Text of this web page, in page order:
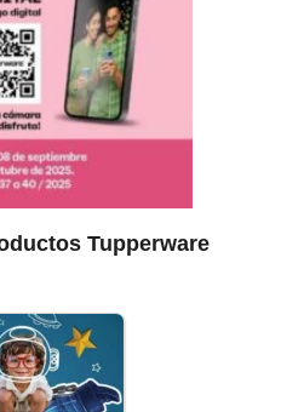
Tupperware